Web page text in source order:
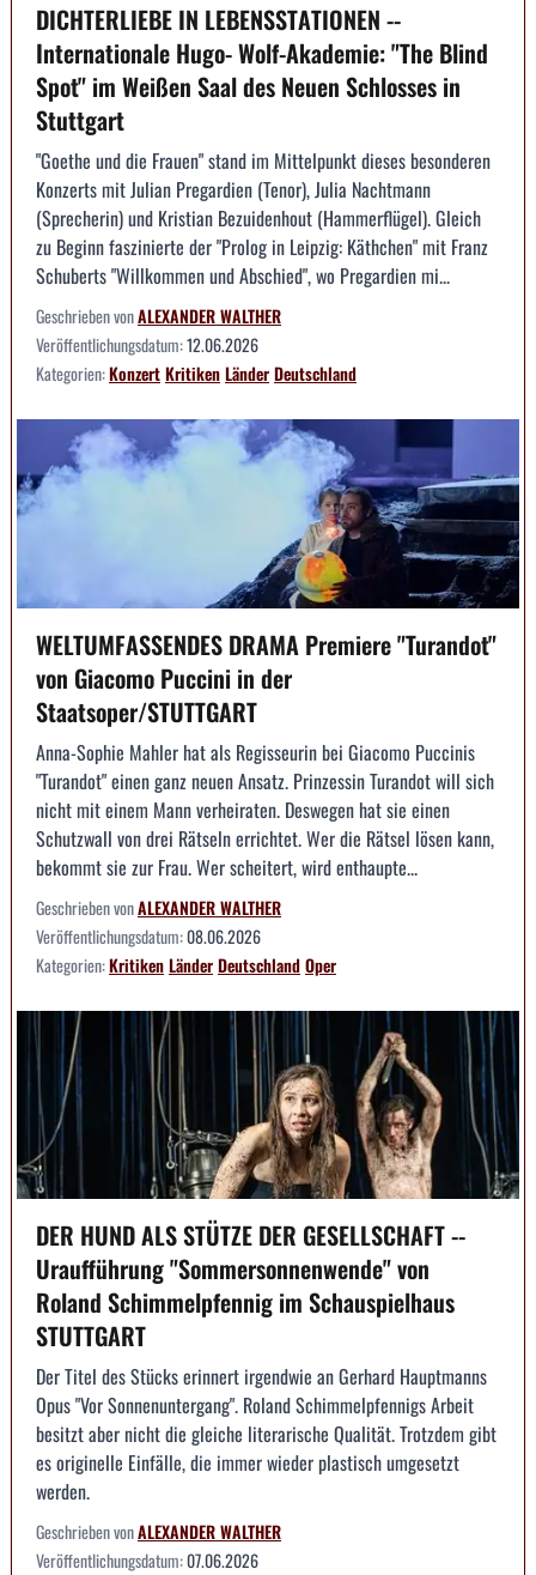
DICHTERLIEBE IN LEBENSSTATIONEN --
Internationale Hugo- Wolf-Akademie: "The Blind
Spot" im Weißen Saal des Neuen Schlosses in
Stuttgart
"Goethe und die Frauen" stand im Mittelpunkt dieses besonderen
Konzerts mit Julian Pregardien (Tenor), Julia Nachtmann
(Sprecherin) und Kristian Bezuidenhout (Hammerflügel). Gleich
zu Beginn faszinierte der "Prolog in Leipzig: Käthchen" mit Franz
Schuberts "Willkommen und Abschied", wo Pregardien mi...
Geschrieben vonALEXANDER WALTHER
Veröffentlichungsdatum:12.06.2026
Kategorien:KonzertKritikenLänderDeutschland
WELTUMFASSENDES DRAMA Premiere "Turandot"
von Giacomo Puccini in der
Staatsoper/STUTTGART
Anna-Sophie Mahler hat als Regisseurin bei Giacomo Puccinis
"Turandot" einen ganz neuen Ansatz. Prinzessin Turandot will sich
nicht mit einem Mann verheiraten. Deswegen hat sie einen
Schutzwall von drei Rätseln errichtet. Wer die Rätsel lösen kann,
bekommt sie zur Frau. Wer scheitert, wird enthaupte...
Geschrieben vonALEXANDER WALTHER
Veröffentlichungsdatum:08.06.2026
Kategorien:KritikenLänderDeutschlandOper
DER HUND ALS STÜTZE DER GESELLSCHAFT --
Uraufführung "Sommersonnenwende" von
Roland Schimmelpfennig im Schauspielhaus
STUTTGART
Der Titel des Stücks erinnert irgendwie an Gerhard Hauptmanns
Opus "Vor Sonnenuntergang". Roland Schimmelpfennigs Arbeit
besitzt aber nicht die gleiche literarische Qualität. Trotzdem gibt
es originelle Einfälle, die immer wieder plastisch umgesetzt
werden.
Geschrieben vonALEXANDER WALTHER
Veröffentlichungsdatum:07.06.2026